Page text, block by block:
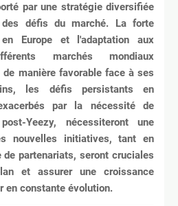
par une stratégie diversifiée
défis du marché. La forte
Europe et l'adaptation aux
marchés mondiaux
manière favorable face à ses
les défis persistants en
par la nécessité de
Yeezy, nécessiteront une
nouvelles initiatives, tant en
partenariats, seront cruciales
et assurer une croissance
en constante évolution.